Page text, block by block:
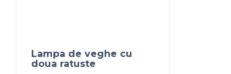
Lampa de veghe cu
doua ratuste